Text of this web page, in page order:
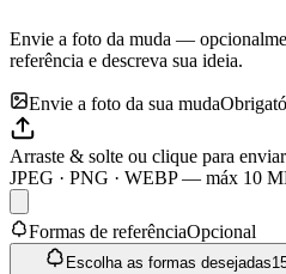
Envie a foto da muda —
referência e descreva sua ideia.
Envie a foto da sua muda
Arraste & solte ou clique para enviar
JPEG · PNG · WEBP — máx 10
Formas de referênciaOpcional
Escolha as formas desejadas